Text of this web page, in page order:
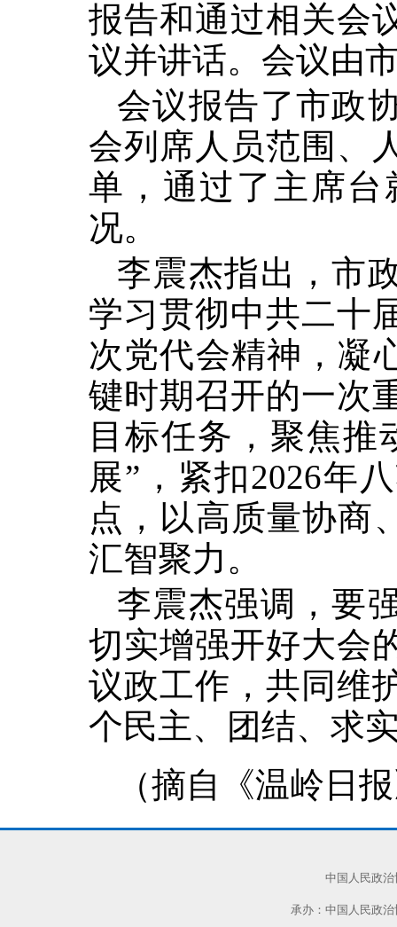
报告和通过相关会
议并讲话。会议由
会议报告了市政
会列席人员范围、
单，通过了主席
况。
李震杰指出，市
学习贯彻中共二十
次党代会精神，凝
键时期召开的一次
目标任务，聚焦推
展”，紧扣2026年
点，以高质量协商
汇智聚力。
李震杰强调，要
切实增强开好大会
议政工作，共同维
个民主、团结、求
（摘自《温岭日
中国人民政
承办：中国人民政